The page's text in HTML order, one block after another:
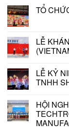
TỔ
LỄ
LỄ KỶ
TNHH
HỘI